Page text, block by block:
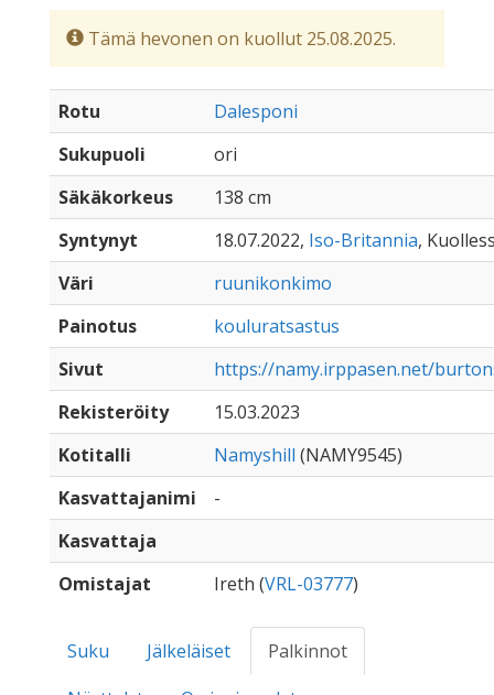
Tämä hevonen on kuollut 25.08.2025.
Rotu
Dalesponi
Sukupuoli
ori
Säkäkorkeus
138 cm
Syntynyt
18.07.2022, Iso-Britannia,
Väri
ruunikonkimo
Painotus
kouluratsastus
Sivut
https://namy.irppasen.net/
Rekisteröity
15.03.2023
Kotitalli
Namyshill (NAMY9545)
Kasvattajanimi
-
Kasvattaja
Omistajat
Ireth (VRL-03777)
Suku Jälkeläiset
Palkinnot